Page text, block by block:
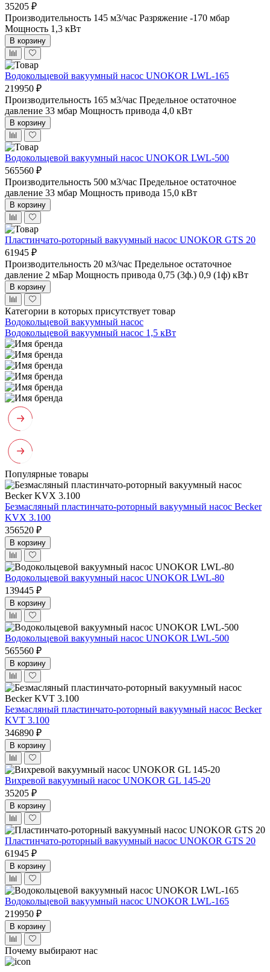
35205 ₽
Производительность 145 м3/час Разряжение -170 мбар
Мощность 1,3 кВт
В корзину
Водокольцевой вакуумный насос UNOKOR LWL-165
219950 ₽
Производительность 165 м3/час Предельное остаточное
давление 33 мбар Мощность привода 4,0 кВт
В корзину
Водокольцевой вакуумный насос UNOKOR LWL-500
565560 ₽
Производительность 500 м3/час Предельное остаточное
давление 33 мбар Мощность привода 15,0 кВт
В корзину
Пластинчато-роторный вакуумный насос UNOKOR GTS 20
61945 ₽
Производительность 20 м3/час Предельное остаточное
давление 2 мБар Мощность привода 0,75 (3ф.) 0,9 (1ф) кВт
В корзину
Категории в которых присутствует товар
Водокольцевой вакуумный насос
Водокольцевой вакуумный насос 1,5 кВт
Популярные товары
Безмасляный пластинчато-роторный вакуумный насос Becker
KVX 3.100
356520 ₽
В корзину
Водокольцевой вакуумный насос UNOKOR LWL-80
139445 ₽
В корзину
Водокольцевой вакуумный насос UNOKOR LWL-500
565560 ₽
В корзину
Безмасляный пластинчато-роторный вакуумный насос Becker
KVT 3.100
346890 ₽
В корзину
Вихревой вакуумный насос UNOKOR GL 145-20
35205 ₽
В корзину
Пластинчато-роторный вакуумный насос UNOKOR GTS 20
61945 ₽
В корзину
Водокольцевой вакуумный насос UNOKOR LWL-165
219950 ₽
В корзину
Почему выбирают нас